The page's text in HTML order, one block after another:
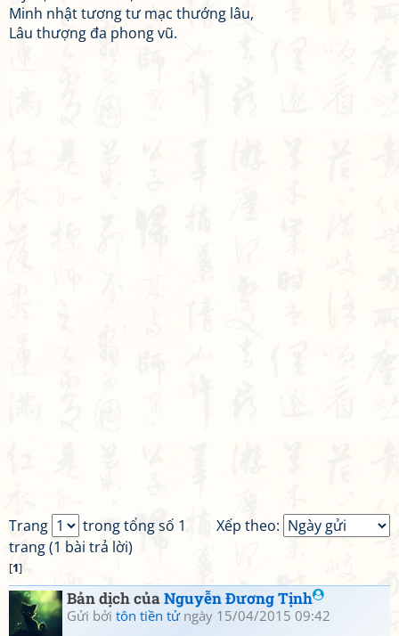
Minh nhật tương tư mạc thướng lâu,
Lâu thượng đa phong vũ.
Xếp theo:
Trang
trong tổng số 1
trang (1 bài trả lời)
[1]
Bản dịch củaNguyễn Đương Tịnh
Gửi bởi tôn tiền tửngày 15/04/2015 09:42